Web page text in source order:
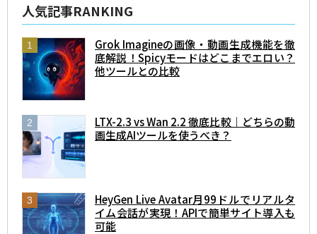
人気記事RANKING
Grok Imagineの画像・動画生成機能を徹
底解説！Spicyモードはどこまでエロい？
他ツールとの比較
LTX-2.3 vs Wan 2.2 徹底比較｜どちらの動
画生成AIツールを使うべき？
HeyGen Live Avatar月99ドルでリアルタ
イム会話が実現！APIで簡単サイト導入も
可能